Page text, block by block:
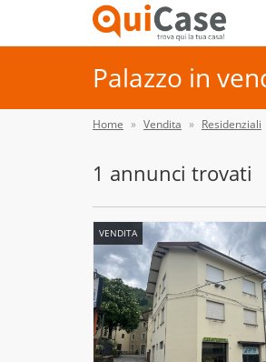
Palazzo in
Home Vendita Residenziali
1 annunci trovati
VENDITA